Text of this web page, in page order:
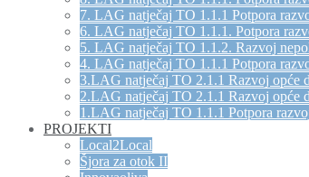
7. LAG natječaj TO 1.1.1 Potpora
6. LAG natječaj TO 1.1.1. Potpora
5. LAG natječaj TO 1.1.2. Razvoj
4. LAG natječaj TO 1.1.1 Potpora
3.LAG natječaj TO 2.1.1 Razvoj opće
2.LAG natječaj TO 2.1.1 Razvoj opće
1.LAG natječaj TO 1.1.1 Potpora
PROJEKTI
Local2Local
Šjora za otok II